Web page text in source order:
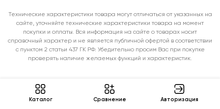
Каталог Cравнение Авторизация
Технические характеристики товара могут отличаться от указанных на
сайте, уточняйте технические характеристики товара на момент
покупки и оплаты. Вся информация на сайте о товарах носит
справочный характер и не является публичной офертой в соответствии
с пунктом 2 статьи 437 ГК РФ. Убедительно просим Вас при покупке
проверять наличие желаемых функций и характеристик.